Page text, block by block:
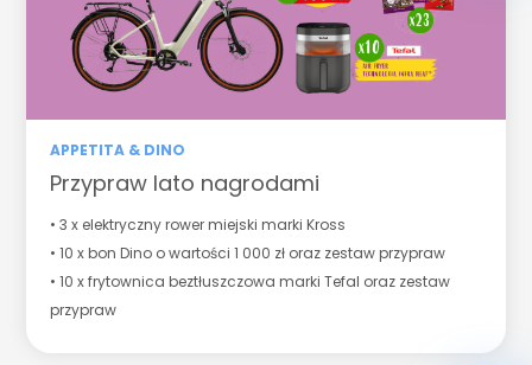
APPETITA & DINO
Przypraw lato nagrodami
• 3 x elektryczny rower miejski marki Kross
• 10 x bon Dino o wartości 1 000 zł oraz zestaw przypraw
• 10 x frytownica beztłuszczowa marki Tefal oraz zestaw
przypraw